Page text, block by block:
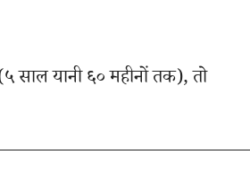
यानी ६० महीनों तक), तो